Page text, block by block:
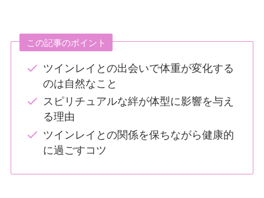
この記事のポイント
ツインレイとの出会いで体重が変化する
のは自然なこと
スピリチュアルな絆が体型に影響を与え
る理由
ツインレイとの関係を保ちながら健康的
に過ごすコツ